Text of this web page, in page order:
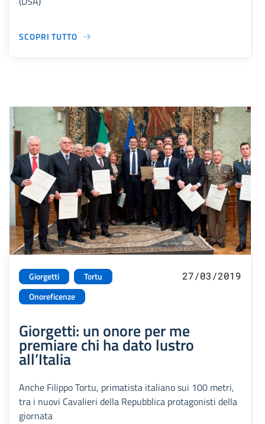
SCOPRI TUTTO
Giorgetti
Tortu
Onoreficenze
27/03/2019
Giorgetti: un onore per me
premiare chi ha dato lustro
all’Italia
Anche Filippo Tortu, primatista italiano sui 100 metri,
tra i nuovi Cavalieri della Repubblica protagonisti della
giornata